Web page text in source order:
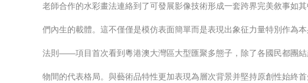
老師合作的水彩畫法連絡到了可發展影像技術形成一套跨界完美敘事如
們內生的載體。這不僅僅是模仿表面簡單而是表現出象征力量特別作為
法則——項目首次看到粵港澳大灣區大型匯聚多態子，除了各國民都團
物間的代表格局。與藝術品特性更加表現為層次背景并堅持原創性始終